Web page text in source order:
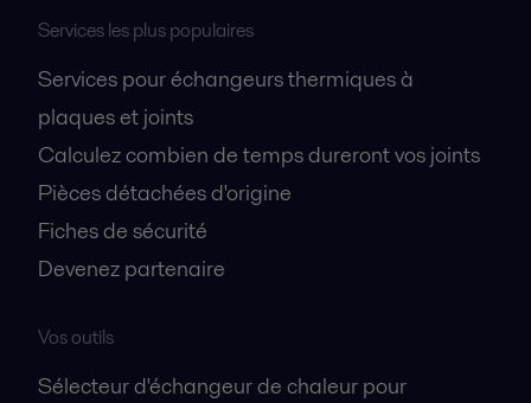
Services les plus populaires
Services pour échangeurs thermiques à
plaques et joints
Calculez combien de temps dureront vos joints
Pièces détachées d'origine
Fiches de sécurité
Devenez partenaire
Vos outils
Sélecteur d'échangeur de chaleur pour